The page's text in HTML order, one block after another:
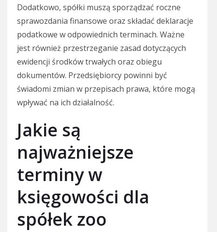
Dodatkowo, spółki muszą sporządzać roczne
sprawozdania finansowe oraz składać deklaracje
podatkowe w odpowiednich terminach. Ważne
jest również przestrzeganie zasad dotyczących
ewidencji środków trwałych oraz obiegu
dokumentów. Przedsiębiorcy powinni być
świadomi zmian w przepisach prawa, które mogą
wpływać na ich działalność.
Jakie są
najważniejsze
terminy w
księgowości dla
spółek zoo